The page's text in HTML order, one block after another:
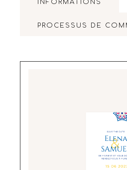
INFORMATIONS
PROCESSUS DE